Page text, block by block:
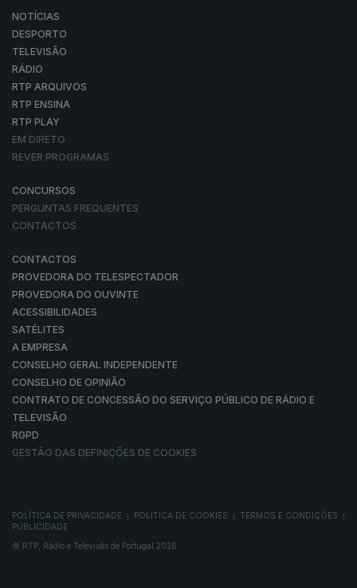
NOTÍCIAS
DESPORTO
TELEVISÃO
RÁDIO
RTP ARQUIVOS
RTP ENSINA
RTP PLAY
EM DIRETO
REVER PROGRAMAS
CONCURSOS
PERGUNTAS FREQUENTES
CONTACTOS
CONTACTOS
PROVEDORA DO TELESPECTADOR
PROVEDORA DO OUVINTE
ACESSIBILIDADES
SATÉLITES
A EMPRESA
CONSELHO GERAL INDEPENDENTE
CONSELHO DE OPINIÃO
CONTRATO DE CONCESSÃO DO SERVIÇO PÚBLICO DE RÁDIO E
TELEVISÃO
RGPD
GESTÃO DAS DEFINIÇÕES DE COOKIES
POLÍTICA DE PRIVACIDADE POLÍTICA DE COOKIES TERMOS E CONDIÇÕES
PUBLICIDADE
© RTP, Rádio e Televisão de Portugal 2026